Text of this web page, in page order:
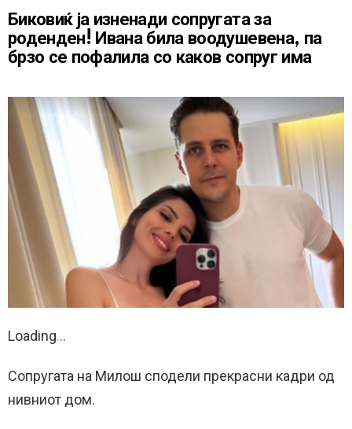
Биковиќ ја изненади сопругата за
роденден! Ивана била воодушевена, па
брзо се пофалила со каков сопруг има
Loading...
Сопругата на Милош сподели прекрасни кадри од
нивниот дом.